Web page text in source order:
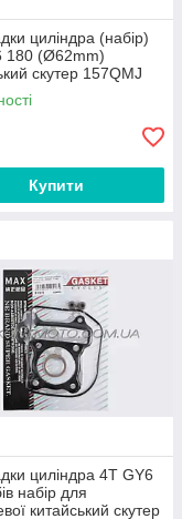
циліндра (набір)
180 (Ø62mm)
скутер 157QMJ
MAX GASKETS
Купити
циліндра 4T GY6
набір для
китайський скутер